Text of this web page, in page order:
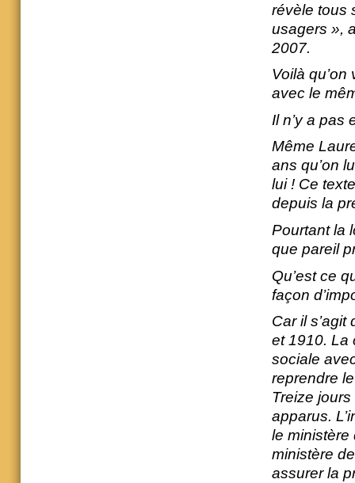
révèle tous
usagers »,
2007.
Voilà
avec le
Il n’y a pas
Même
ans qu’on
lui ! Ce
depuis la
Pourtant la
que pareil
Qu’est ce
façon
Car il
et 1910. La
sociale
reprendre
Treize
apparus.
le ministère
ministère
assurer la